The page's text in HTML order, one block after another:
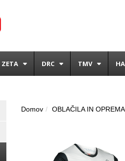
ZETA DRC TMV
Domov OBLAČILA IN OPREMA